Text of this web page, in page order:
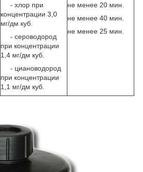
- хлор при
концентрации 3,0
мг/дм куб.
- сероводород
при концентрации
1,4 мг/дм куб.
- циановодород
при концентрации
1,1 мг/дм куб.
не менее 20 мин.
не менее 40 мин.
не менее 25 мин.